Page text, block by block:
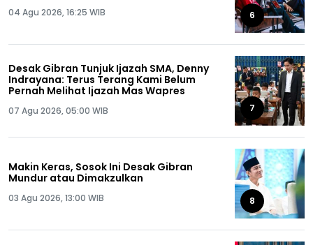
04 Agu 2026, 16:25 WIB 6
Desak Gibran Tunjuk Ijazah SMA, Denny
Indrayana: Terus Terang Kami Belum
Pernah Melihat Ijazah Mas Wapres
07 Agu 2026, 05:00 WIB 7
Makin Keras, Sosok Ini Desak Gibran
Mundur atau Dimakzulkan
03 Agu 2026, 13:00 WIB 8